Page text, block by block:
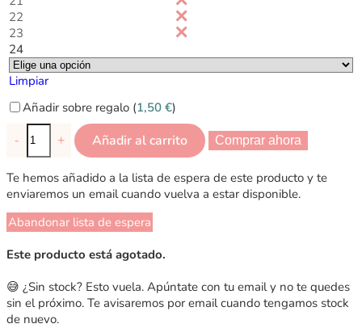
22
23
24
Limpiar
Añadir sobre regalo (1,50 €)
- + Añadir al carrito Comprar ahora
Te hemos añadido a la lista de espera de este producto y te
enviaremos un email cuando vuelva a estar disponible.
Abandonar lista de espera
Este producto está agotado.
😅 ¿Sin stock? Esto vuela. Apúntate con tu email y no te quedes
sin el próximo. Te avisaremos por email cuando tengamos stock
de nuevo.